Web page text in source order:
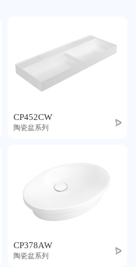
CP452CW
陶瓷盆系列
CP378AW
陶瓷盆系列